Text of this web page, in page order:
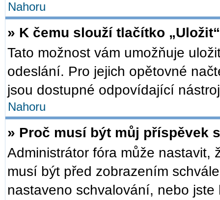
Nahoru
» K čemu slouží tlačítko
Tato možnost vám umožňuje
odeslání. Pro jejich opětovné
jsou dostupné odpovídající
Nahoru
» Proč musí být můj příspěvek
Administrátor fóra může nastavit,
musí být před zobrazením
nastaveno schvalování, nebo